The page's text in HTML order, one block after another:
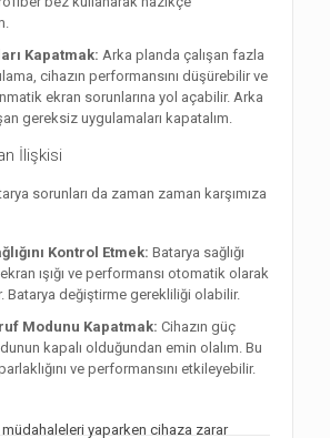
Kapatmak: Arka planda çalışan fazla
cihazın performansını düşürebilir ve
ekran sorunlarına yol açabilir. Arka
gereksiz uygulamaları kapatalım.
İlişkisi
sorunları da zaman zaman karşımıza
Kontrol Etmek: Batarya sağlığı
ışığı ve performansı otomatik olarak
Batarya değiştirme gerekliliği olabilir.
Modunu Kapatmak: Cihazın güç
kapalı olduğundan emin olalım. Bu
ve performansını etkileyebilir.
yaparken cihaza zarar